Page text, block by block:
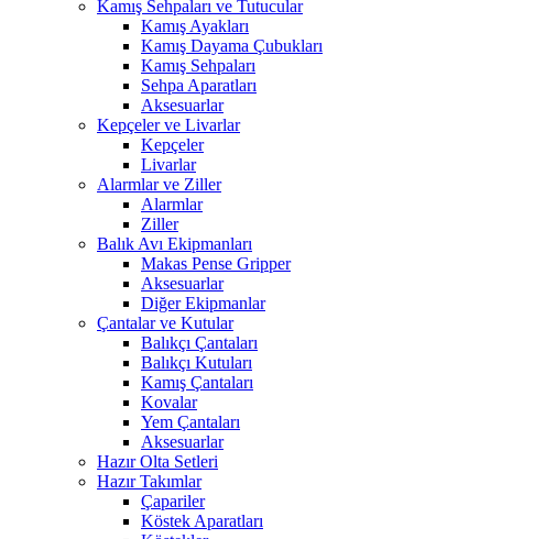
Kamış Sehpaları ve Tutucular
Kamış Ayakları
Kamış Dayama Çubukları
Kamış Sehpaları
Sehpa Aparatları
Aksesuarlar
Kepçeler ve Livarlar
Kepçeler
Livarlar
Alarmlar ve Ziller
Alarmlar
Ziller
Balık Avı Ekipmanları
Makas Pense Gripper
Aksesuarlar
Diğer Ekipmanlar
Çantalar ve Kutular
Balıkçı Çantaları
Balıkçı Kutuları
Kamış Çantaları
Kovalar
Yem Çantaları
Aksesuarlar
Hazır Olta Setleri
Hazır Takımlar
Çapariler
Köstek Aparatları